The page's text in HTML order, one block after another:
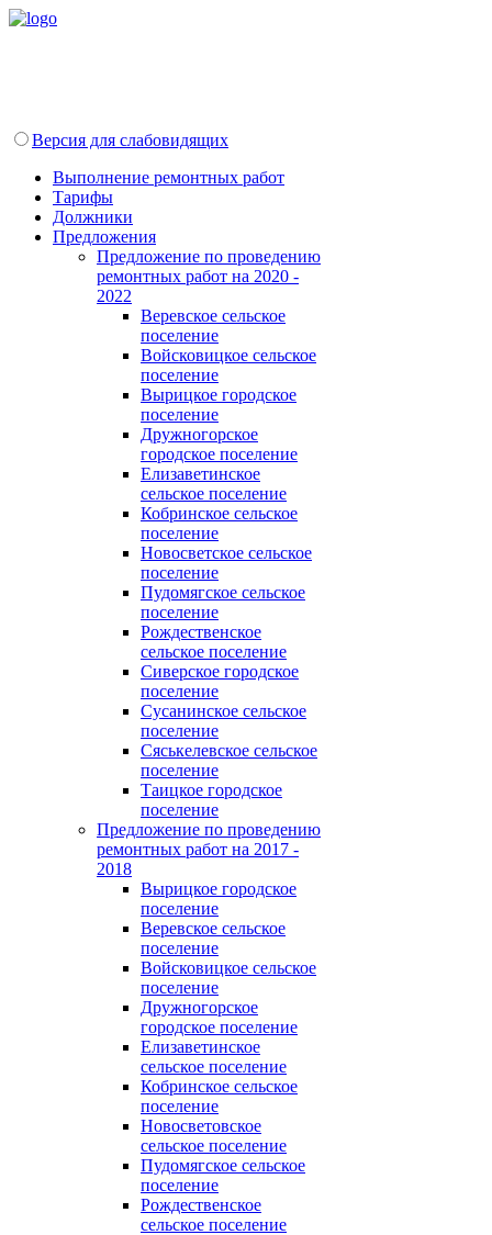
Версия для слабовидящих
Выполнение ремонтных работ
Тарифы
Должники
Предложения
Предложение по проведению
ремонтных работ на 2020 -
2022
Веревское сельское
поселение
Войсковицкое сельское
поселение
Вырицкое городское
поселение
Дружногорское
городское поселение
Елизаветинское
сельское поселение
Кобринское сельское
поселение
Новосветское сельское
поселение
Пудомягское сельское
поселение
Рождественское
сельское поселение
Сиверское городское
поселение
Сусанинское сельское
поселение
Сяськелевское сельское
поселение
Таицкое городское
поселение
Предложение по проведению
ремонтных работ на 2017 -
2018
Вырицкое городское
поселение
Веревское сельское
поселение
Войсковицкое сельское
поселение
Дружногорское
городское поселение
Елизаветинское
сельское поселение
Кобринское сельское
поселение
Новосветовское
сельское поселение
Пудомягское сельское
поселение
Рождественское
сельское поселение